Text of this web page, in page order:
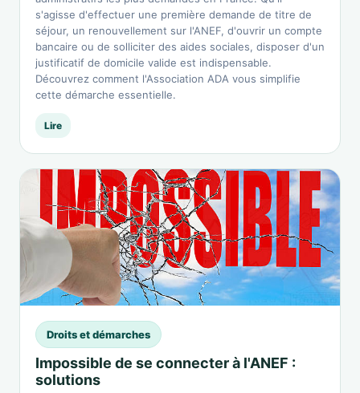
s'agisse d'effectuer une première demande de titre de
séjour, un renouvellement sur l'ANEF, d'ouvrir un compte
bancaire ou de solliciter des aides sociales, disposer d'un
justificatif de domicile valide est indispensable.
Découvrez comment l'Association ADA vous simplifie
cette démarche essentielle.
Lire
Droits et démarches
Impossible de se connecter à l'ANEF :
solutions